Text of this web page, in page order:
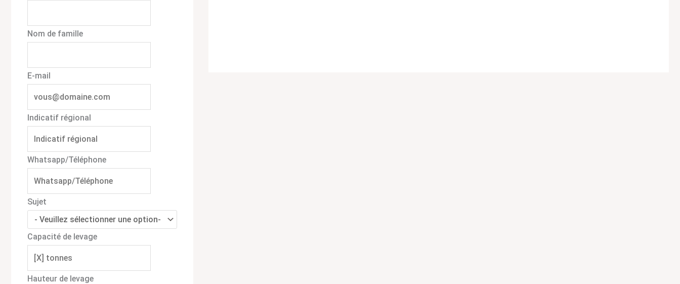
Nom de famille
E-mail
Indicatif régional
Whatsapp/Téléphone
Sujet
Capacité de levage
Hauteur de levage